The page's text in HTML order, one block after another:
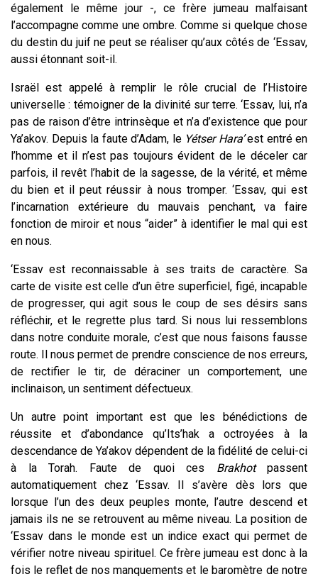
également le même jour -, ce frère jumeau malfaisant
l’accompagne comme une ombre. Comme si quelque chose
du destin du juif ne peut se réaliser qu’aux côtés de ‘Essav,
aussi étonnant soit-il.
Israël est appelé à remplir le rôle crucial de l’Histoire
universelle : témoigner de la divinité sur terre. ‘Essav, lui, n’a
pas de raison d’être intrinsèque et n’a d’existence que pour
Ya’akov. Depuis la faute d’Adam, le Yétser Hara’est entré en
l’homme et il n’est pas toujours évident de le déceler car
parfois, il revêt l’habit de la sagesse, de la vérité, et même
du bien et il peut réussir à nous tromper. ‘Essav, qui est
l’incarnation extérieure du mauvais penchant, va faire
fonction de miroir et nous “aider” à identifier le mal qui est
en nous.
‘Essav est reconnaissable à ses traits de caractère. Sa
carte de visite est celle d’un être superficiel, figé, incapable
de progresser, qui agit sous le coup de ses désirs sans
réfléchir, et le regrette plus tard. Si nous lui ressemblons
dans notre conduite morale, c’est que nous faisons fausse
route. Il nous permet de prendre conscience de nos erreurs,
de rectifier le tir, de déraciner un comportement, une
inclinaison, un sentiment défectueux.
Un autre point important est que les bénédictions de
réussite et d’abondance qu’Its’hak a octroyées à la
descendance de Ya’akov dépendent de la fidélité de celui-ci
à la Torah. Faute de quoi ces Brakhot passent
automatiquement chez ‘Essav. Il s’avère dès lors que
lorsque l’un des deux peuples monte, l’autre descend et
jamais ils ne se retrouvent au même niveau. La position de
‘Essav dans le monde est un indice exact qui permet de
vérifier notre niveau spirituel. Ce frère jumeau est donc à la
fois le reflet de nos manquements et le baromètre de notre